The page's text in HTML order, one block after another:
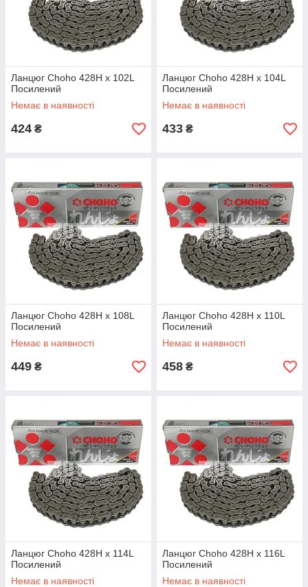
Ланцюг Choho 428H x 102L
Посилений
Немає в наявності
424 ₴
Ланцюг Choho 428H x 104L
Посилений
Немає в наявності
433 ₴
Ланцюг Choho 428H x 108L
Посилений
Немає в наявності
449 ₴
Ланцюг Choho 428H x 110L
Посилений
Немає в наявності
458 ₴
Ланцюг Choho 428H x 114L
Посилений
Немає в наявності
Ланцюг Choho 428H x 116L
Посилений
Немає в наявності